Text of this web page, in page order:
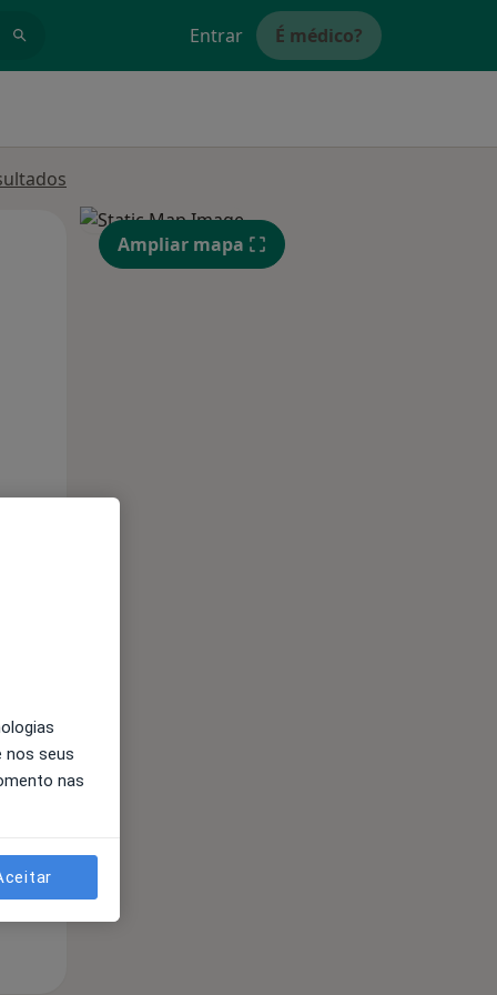
Entrar É médico?
Qui, Sex,
14 Ago
Ampliar mapa
nos seus
nas